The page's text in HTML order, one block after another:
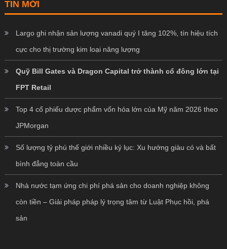
TIN MỚI
Largo ghi nhận sản lượng vanadi quý I tăng 102%, tín hiệu tích
cực cho thị trường kim loại năng lượng
Quỹ Bill Gates và Dragon Capital trở thành cổ đông lớn tại
FPT Retail
Top 4 cổ phiếu dược phẩm vốn hóa lớn của Mỹ năm 2026 theo
JPMorgan
Số lượng tỷ phú thế giới nhiều kỷ lục: Xu hướng giàu có và bất
bình đẳng toàn cầu
Nhà nước tạm ứng chi phí phá sản cho doanh nghiệp không
còn tiền – Giải pháp pháp lý trọng tâm từ Luật Phục hồi, phá
sản